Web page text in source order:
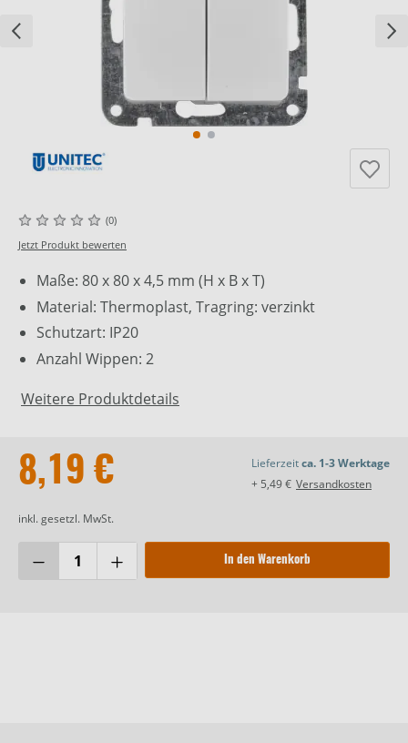
(0)
Jetzt Produkt bewerten
Maße: 80 x 80 x 4,5 mm (H x B x T)
Material: Thermoplast, Tragring: verzinkt
Schutzart: IP20
Anzahl Wippen: 2
Weitere Produktdetails
8,19 €
inkl. gesetzl. MwSt.
Lieferzeitca. 1-3 Werktage
+ 5,49 € Versandkosten
In den Warenkorb